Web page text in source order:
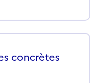
concrètes